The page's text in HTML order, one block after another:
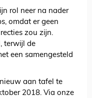
rol neer na nader
omdat er geen
zou zijn.
terwijl de
een samengesteld
aan tafel te
2018. Via onze